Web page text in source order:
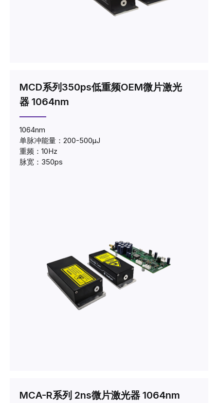
MCD系列350ps低重频OEM微片激光
器 1064nm
1064nm
单脉冲能量：200-500μJ
重频：10Hz
脉宽：350ps
MCA-R系列 2ns微片激光器 1064nm